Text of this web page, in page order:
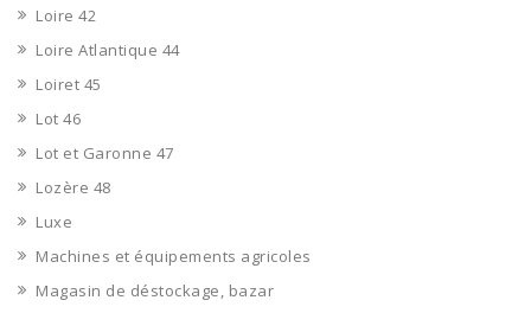
Loire 42
Loire Atlantique 44
Loiret 45
Lot 46
Lot et Garonne 47
Lozère 48
Luxe
Machines et équipements agricoles
Magasin de déstockage, bazar